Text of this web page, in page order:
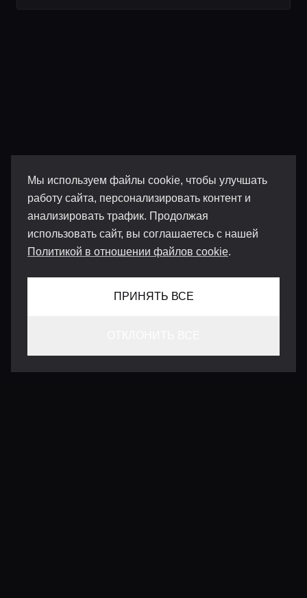
Мы используем файлы cookie, чтобы улучшать
работу сайта, персонализировать контент и
анализировать трафик. Продолжая
использовать сайт, вы соглашаетесь с нашей
Политикой в отношении файлов cookie.
ПРИНЯТЬ ВСЕ